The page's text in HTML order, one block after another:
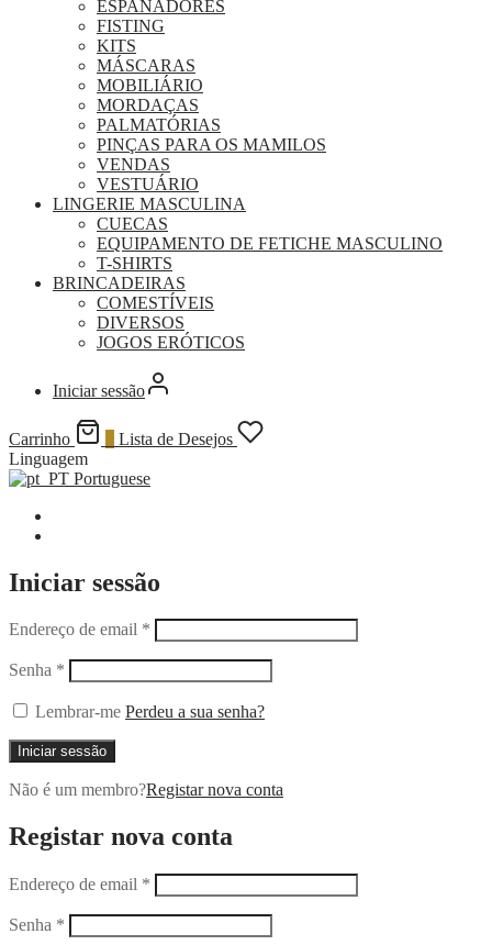
ESPANADORES
FISTING
KITS
MÁSCARAS
MOBILIÁRIO
MORDAÇAS
PALMATÓRIAS
PINÇAS PARA OS MAMILOS
VENDAS
VESTUÁRIO
LINGERIE MASCULINA
CUECAS
EQUIPAMENTO DE FETICHE MASCULINO
T-SHIRTS
BRINCADEIRAS
COMESTÍVEIS
DIVERSOS
JOGOS ERÓTICOS
Iniciar sessão
Carrinho
Lista de Desejos
Linguagem
Portuguese
Iniciar sessão
Endereço de email *
Senha *
Lembrar-me Perdeu a sua senha?
Iniciar sessão
Não é um membro?Registar nova conta
Registar nova conta
Endereço de email *
Senha *